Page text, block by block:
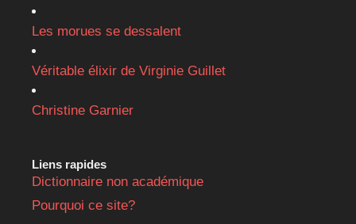
Les morues se dessalent
Véritable élixir de Virginie Guillet
Christine Garnier
Liens rapides
Dictionnaire non académique
Pourquoi ce site?